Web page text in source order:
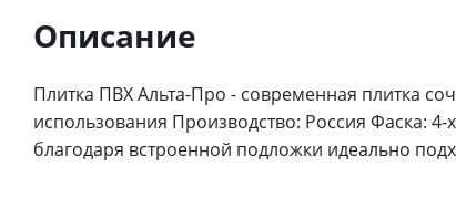
Описание
Плитка ПВХ Альта-Про - современная плитка
использования Производство: Россия Фаска: 4-
благодаря встроенной подложки идеально